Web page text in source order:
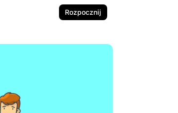
Rozpocznij